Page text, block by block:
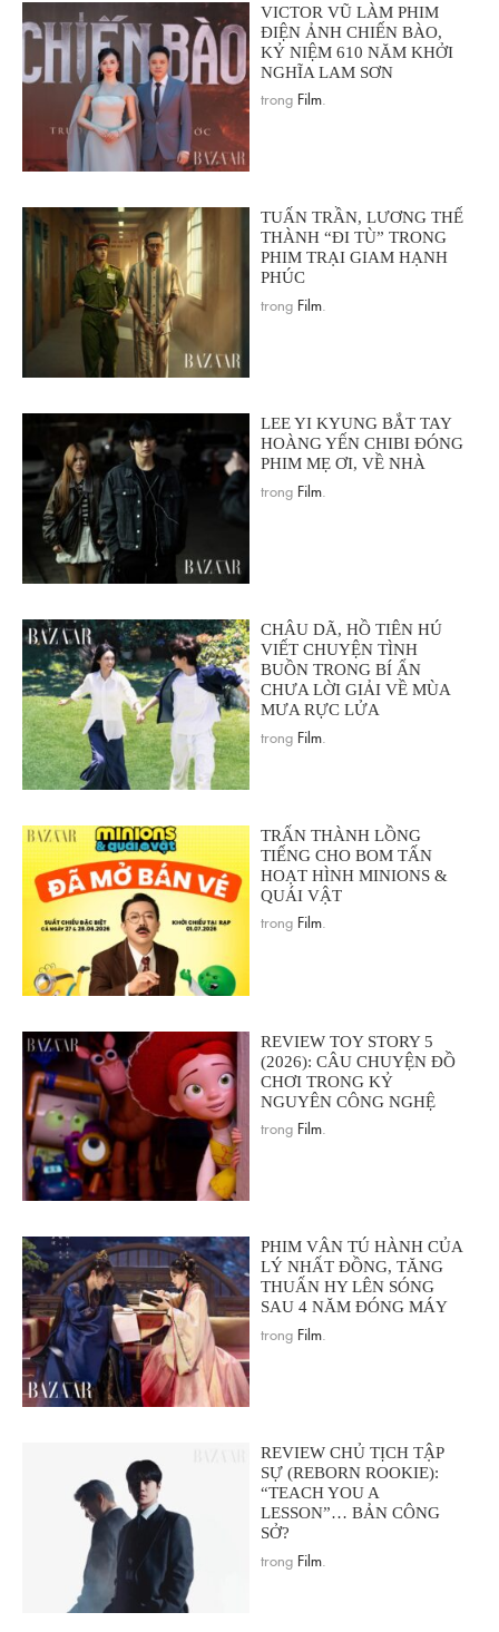
VICTOR VŨ LÀM PHIM
ĐIỆN ẢNH CHIẾN BÀO,
KỶ NIỆM 610 NĂM KHỞI
NGHĨA LAM SƠN
trong Film
TUẤN TRẦN, LƯƠNG THẾ
THÀNH “ĐI TÙ” TRONG
PHIM TRẠI GIAM HẠNH
PHÚC
trong Film
LEE YI KYUNG BẮT TAY
HOÀNG YẾN CHIBI ĐÓNG
PHIM MẸ ƠI, VỀ NHÀ
trong Film
CHÂU DÃ, HỒ TIÊN HÚ
VIẾT CHUYỆN TÌNH
BUỒN TRONG BÍ ẨN
CHƯA LỜI GIẢI VỀ MÙA
MƯA RỰC LỬA
trong Film
TRẤN THÀNH LỒNG
TIẾNG CHO BOM TẤN
HOẠT HÌNH MINIONS &
QUÁI VẬT
trong Film
REVIEW TOY STORY 5
(2026): CÂU CHUYỆN ĐỒ
CHƠI TRONG KỶ
NGUYÊN CÔNG NGHỆ
trong Film
PHIM VÂN TÚ HÀNH CỦA
LÝ NHẤT ĐỒNG, TĂNG
THUẤN HY LÊN SÓNG
SAU 4 NĂM ĐÓNG MÁY
trong Film
REVIEW CHỦ TỊCH TẬP
SỰ (REBORN ROOKIE):
“TEACH YOU A
LESSON”… BẢN CÔNG
SỞ?
trong Film